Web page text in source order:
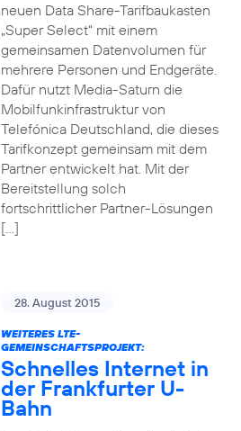
neuen Data Share-Tarifbaukasten
„Super Select“ mit einem
gemeinsamen Datenvolumen für
mehrere Personen und Endgeräte.
Dafür nutzt Media-Saturn die
Mobilfunkinfrastruktur von
Telefónica Deutschland, die dieses
Tarifkonzept gemeinsam mit dem
Partner entwickelt hat. Mit der
Bereitstellung solch
fortschrittlicher Partner-Lösungen
[…]
28. August 2015
WEITERES LTE-
GEMEINSCHAFTSPROJEKT:
Schnelles Internet in
der Frankfurter U-
Bahn